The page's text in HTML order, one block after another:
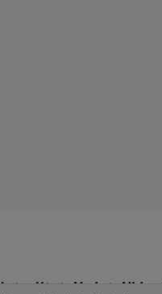
Actualitate Vedete Video